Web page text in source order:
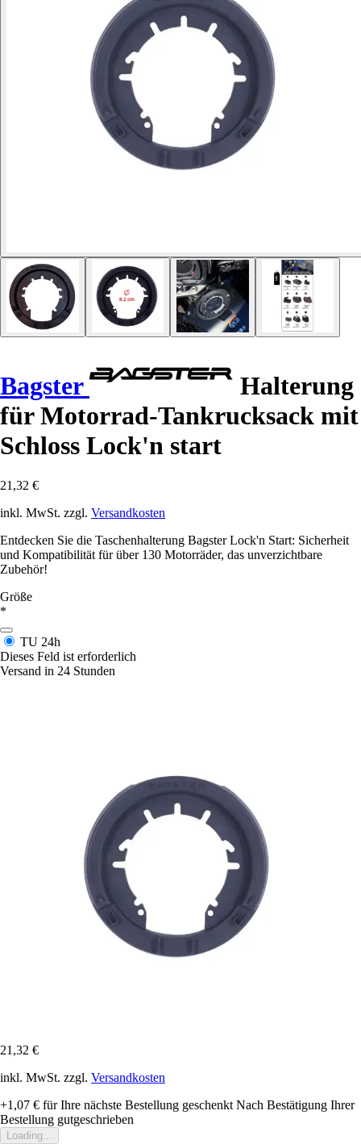
Bagster
Halterung
für Motorrad-Tankrucksack mit
Schloss Lock'n start
21,32 €
inkl. MwSt. zzgl. Versandkosten
Entdecken Sie die Taschenhalterung Bagster Lock'n Start: Sicherheit
und Kompatibilität für über 130 Motorräder, das unverzichtbare
Zubehör!
Größe
*
TU 24h
Dieses Feld ist erforderlich
Versand in 24 Stunden
21,32 €
inkl. MwSt. zzgl. Versandkosten
+1,07 € für Ihre nächste Bestellung geschenkt Nach Bestätigung Ihrer
Bestellung gutgeschrieben
Loading...